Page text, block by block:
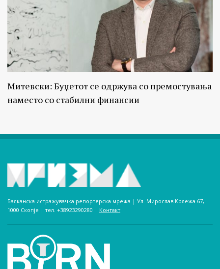
Митевски: Буџетот се одржува со премостувања
наместо со стабилни финансии
Балканска истражувачка репортерска мрежа | Ул. Мирослав Крлежа 67,
1000 Скопје | тел. +38923290280­ | Контакт